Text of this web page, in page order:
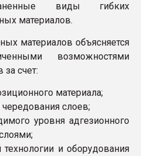
виды гибких
материалов.
материалов объясняется
возможностями
за счет:
материала;
слоев;
уровня адгезионного
и оборудования